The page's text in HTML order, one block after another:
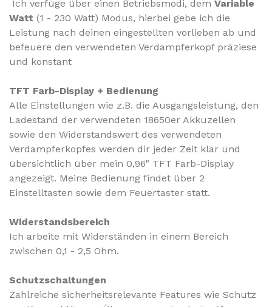
Ich verfüge über einen Betriebsmodi, dem Variable
Watt (1 - 230 Watt) Modus, hierbei gebe ich die
Leistung nach deinen eingestellten vorlieben ab und
befeuere den verwendeten Verdampferkopf präziese
und konstant
TFT Farb-Display + Bedienung
Alle Einstellungen wie z.B. die Ausgangsleistung, den
Ladestand der verwendeten 18650er Akkuzellen
sowie den Widerstandswert des verwendeten
Verdampferkopfes werden dir jeder Zeit klar und
übersichtlich über mein 0,96" TFT Farb-Display
angezeigt. Meine Bedienung findet über 2
Einstelltasten sowie dem Feuertaster statt.
Widerstandsbereich
Ich arbeite mit Widerständen in einem Bereich
zwischen 0,1 - 2,5 Ohm.
Schutzschaltungen
Zahlreiche sicherheitsrelevante Features wie Schutz